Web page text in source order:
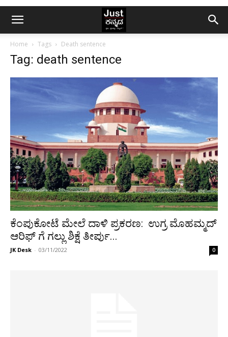
Home Tags Death sentence
Tag: death sentence
ಕೆಂಪುಕೋಟೆ ಮೇಲೆ ದಾಳಿ ಪ್ರಕರಣ: ಉಗ್ರ ಮೊಹಮ್ಮದ್
ಆರಿಫ್ ಗೆ ಗಲ್ಲು ಶಿಕ್ಷೆ ತೀರ್ಪು...
JK Desk - 03/11/2022 0